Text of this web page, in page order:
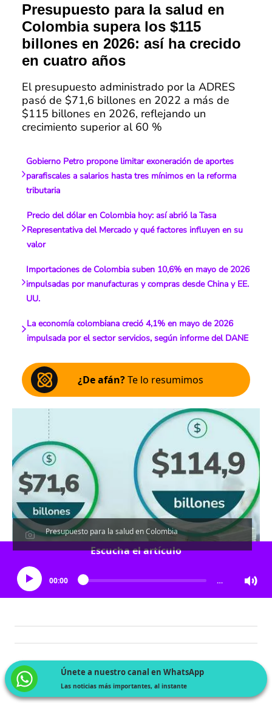
Presupuesto para la salud en
Colombia supera los $115
billones en 2026: así ha crecido
en cuatro años
El presupuesto administrado por la ADRES
pasó de $71,6 billones en 2022 a más de
$115 billones en 2026, reflejando un
crecimiento superior al 60 %
Gobierno Petro propone limitar exoneración de aportes
parafiscales a salarios hasta tres mínimos en la reforma
tributaria
Precio del dólar en Colombia hoy: así abrió la Tasa
Representativa del Mercado y qué factores influyen en su
valor
Importaciones de Colombia suben 10,6% en mayo de 2026
impulsadas por manufacturas y compras desde China y EE.
UU.
La economía colombiana creció 4,1% en mayo de 2026
impulsada por el sector servicios, según informe del DANE
¿De afán?Te lo resumimos
Presupuesto para la salud en Colombia
Escucha el artículo
00:00 …
Únete a nuestro canal en WhatsApp
Las noticias más importantes, al instante